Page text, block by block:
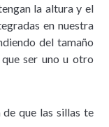
la altura y el
en nuestra
del tamaño
ser uno u otro
que las sillas te